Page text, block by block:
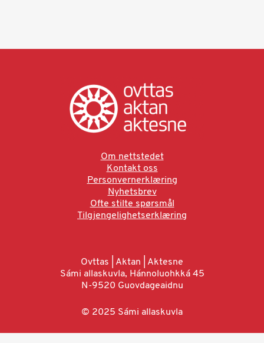
Om nettstedet
Kontakt oss
Personvernerklæring
Nyhetsbrev
Ofte stilte spørsmål
Tilgjengelighetserklæring
Ovttas | Aktan | Aktesne
Sámi allaskuvla, Hánnoluohkká 45
N-9520 Guovdageaidnu
© 2025 Sámi allaskuvla